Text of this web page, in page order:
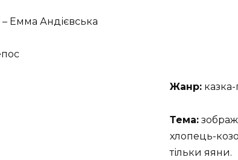
– Емма Андієвська
Жанр:
Тема:
хлопець-
тільки яяни.